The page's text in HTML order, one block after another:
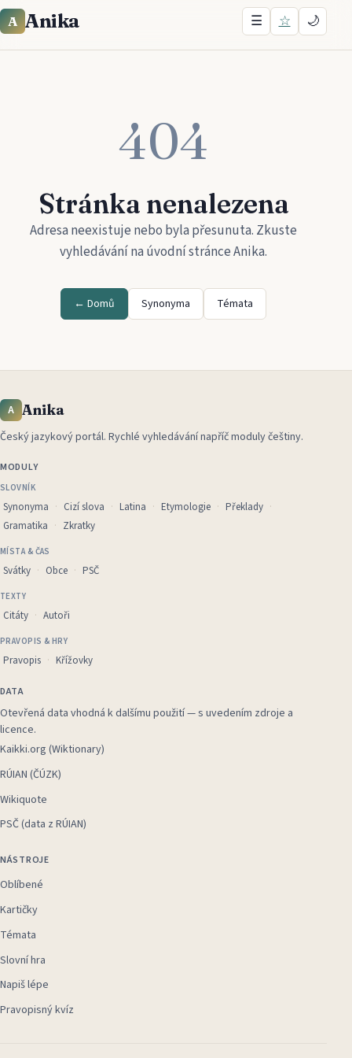
A Anika ☰ ☆ 🌙
404
Stránka nenalezena
Adresa neexistuje nebo byla přesunuta. Zkuste
vyhledávání na úvodní stránceAnika.
← Domů Synonyma Témata
A Anika
Český jazykový portál. Rychlé vyhledávání napříč moduly češtiny.
MODULY
SLOVNÍK
Synonyma Cizí slova Latina Etymologie
Překlady
Gramatika
Zkratky
MÍSTA & ČAS
Svátky Obce PSČ
TEXTY
Citáty Autoři
PRAVOPIS & HRY
Pravopis Křížovky
DATA
Otevřená data vhodná k dalšímu použití — s uvedením zdroje a
licence.
Kaikki.org (Wiktionary)
RÚIAN (ČÚZK)
Wikiquote
PSČ (data z RÚIAN)
NÁSTROJE
Oblíbené
Kartičky
Témata
Slovní hra
Napiš lépe
Pravopisný kvíz